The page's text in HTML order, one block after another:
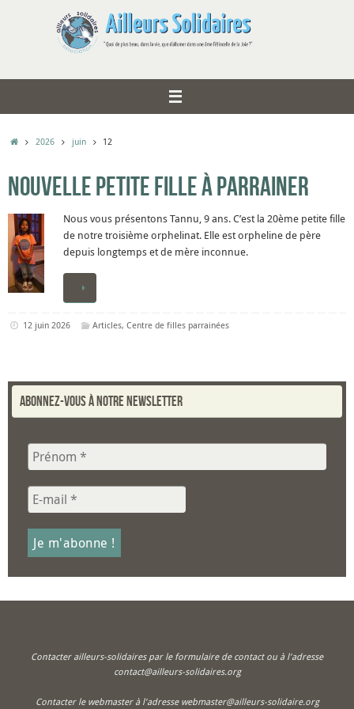
Accueil
2026 juin 12
Nouvelle petite fille à parrainer
Nous vous présentons Tannu, 9 ans. C’est la 20ème petite fille
de notre troisième orphelinat. Elle est orpheline de père
depuis longtemps et de mère inconnue.
12 juin 2026 Articles, Centre de filles parrainées
Abonnez-vous à notre newsletter
Contacter ailleurs-solidaires par le formulaire de contact ou à l'adresse
contact@ailleurs-solidaires.org
Contacter le webmaster à l'adresse webmaster@ailleurs-solidaire.org